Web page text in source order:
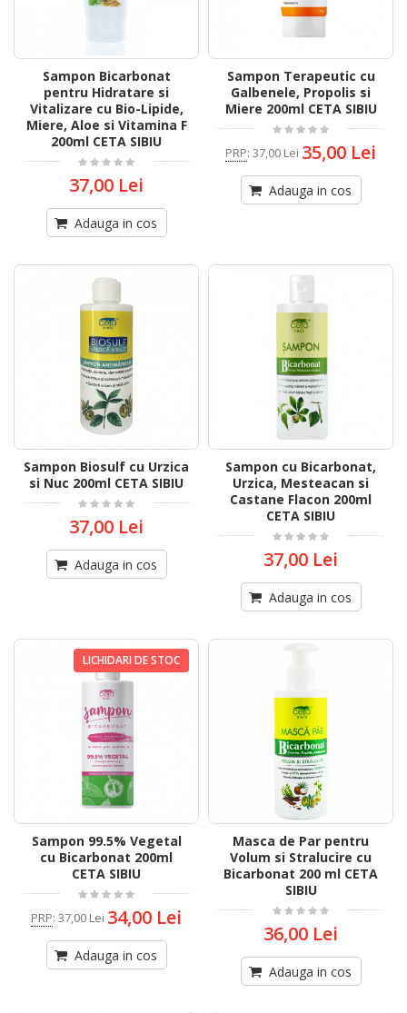
Sampon Bicarbonat
pentru Hidratare si
Vitalizare cu Bio-Lipide,
Miere, Aloe si Vitamina F
200ml CETA SIBIU
37,00 Lei
Adauga in cos
Sampon Terapeutic cu
Galbenele, Propolis si
Miere 200ml CETA SIBIU
PRP: 37,00 Lei 35,00 Lei
Adauga in cos
Sampon Biosulf cu Urzica
si Nuc 200ml CETA SIBIU
37,00 Lei
Adauga in cos
Sampon cu Bicarbonat,
Urzica, Mesteacan si
Castane Flacon 200ml
CETA SIBIU
37,00 Lei
Adauga in cos
LICHIDARI DE STOC
Sampon 99.5% Vegetal
cu Bicarbonat 200ml
CETA SIBIU
PRP: 37,00 Lei 34,00 Lei
Adauga in cos
Masca de Par pentru
Volum si Stralucire cu
Bicarbonat 200 ml CETA
SIBIU
36,00 Lei
Adauga in cos